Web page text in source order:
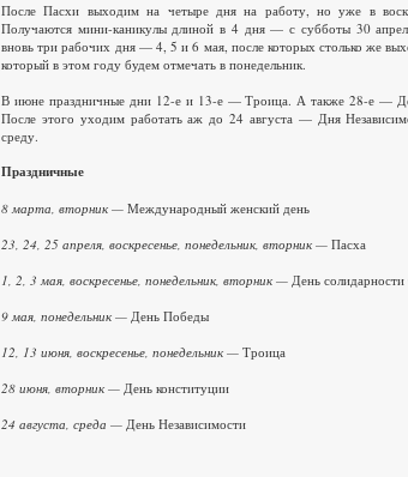
После Пасхи выходим на четыре дня на работу, но уже в
Получаются мини-каникулы длиной в 4 дня — с субботы 30
вновь три рабочих дня — 4, 5 и 6 мая, после которых столько же
который в этом году будем отмечать в понедельник.
В июне праздничные дни 12-е и 13-е — Троица. А также 28-е —
После этого уходим работать аж до 24 августа — Дня
среду.
Праздничные
8 марта, вторник — Международный женский день
23, 24, 25 апреля, воскресенье, понедельник, вторник — Пасха
1, 2, 3 мая, воскресенье, понедельник, вторник — День
9 мая, понедельник — День Победы
12, 13 июня, воскресенье, понедельник — Троица
28 июня, вторник — День конституции
24 августа, среда — День Независимости